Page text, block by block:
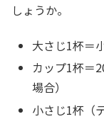
しょうか。
大さじ1杯＝
カップ1杯＝
場合）
小さじ1杯（